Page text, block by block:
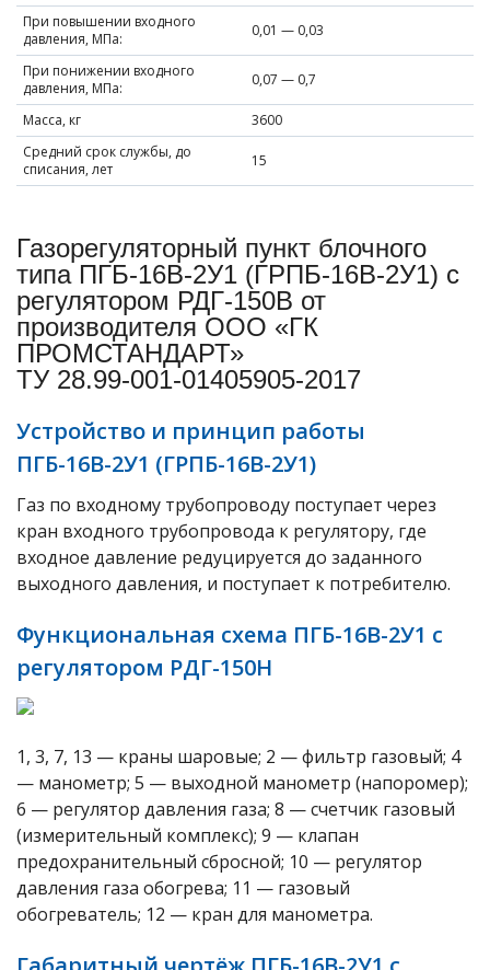
При повышении входного
давления, МПа:
0,01 — 0,03
При понижении входного
давления, МПа:
0,07 — 0,7
Масса, кг
3600
Средний срок службы, до
списания, лет
15
Газорегуляторный пункт блочного
типа ПГБ-16В-2У1 (ГРПБ-16В-2У1) с
регулятором РДГ-150В от
производителя ООО «ГК
ПРОМСТАНДАРТ»
ТУ 28.99-001-01405905-2017
Устройство и принцип работы
ПГБ-16В-2У1 (ГРПБ-16В-2У1)
Газ по входному трубопроводу поступает через
кран входного трубопровода к регулятору, где
входное давление редуцируется до заданного
выходного давления, и поступает к потребителю.
Функциональная схема ПГБ-16В-2У1 с
регулятором РДГ-150Н
1, 3, 7, 13 — краны шаровые; 2 — фильтр газовый; 4
— манометр; 5 — выходной манометр (напоромер);
6 — регулятор давления газа; 8 — счетчик газовый
(измерительный комплекс); 9 — клапан
предохранительный сбросной; 10 — регулятор
давления газа обогрева; 11 — газовый
обогреватель; 12 — кран для манометра.